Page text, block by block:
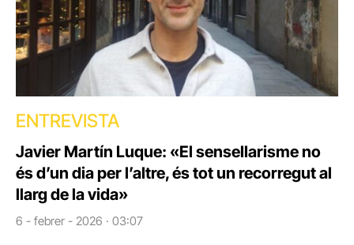
ENTREVISTA
Javier Martín Luque: «El sensellarisme no
és d’un dia per l’altre, és tot un recorregut al
llarg de la vida»
6 - febrer - 2026 · 03:07